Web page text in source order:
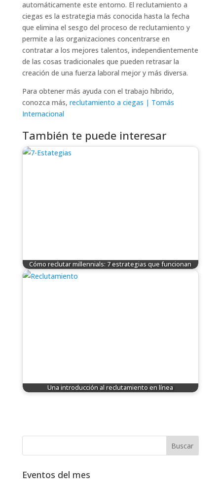
automáticamente este entorno. El reclutamiento a
ciegas es la estrategia más conocida hasta la fecha
que elimina el sesgo del proceso de reclutamiento y
permite a las organizaciones concentrarse en
contratar a los mejores talentos, independientemente
de las cosas tradicionales que pueden retrasar la
creación de una fuerza laboral mejor y más diversa.
Para obtener más ayuda con el trabajo híbrido,
conozca más, reclutamiento a ciegas | Tomás
Internacional
También te puede interesar
Cómo reclutar millennials: 7 estrategias que funcionan
Una introducción al reclutamiento en línea
Eventos del mes